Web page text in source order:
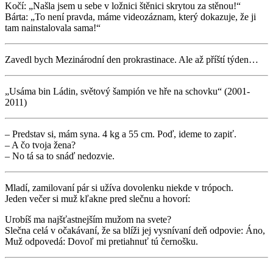
Kočí: „Našla jsem u sebe v ložnici štěnici skrytou za stěnou!“
Bárta: „To není pravda, máme videozáznam, který dokazuje, že ji
tam nainstalovala sama!“
Zavedl bych Mezinárodní den prokrastinace. Ale až příští týden…
„Usáma bin Ládin, světový šampión ve hře na schovku“ (2001-
2011)
– Predstav si, mám syna. 4 kg a 55 cm. Poď, ideme to zapiť.
– A čo tvoja žena?
– No tá sa to snáď nedozvie.
Mladí, zamilovaní pár si užíva dovolenku niekde v trópoch.
Jeden večer si muž kľakne pred slečnu a hovorí:
Urobíš ma najšťastnejším mužom na svete?
Slečna celá v očakávaní, že sa blíži jej vysnívaní deň odpovie: Áno,
Muž odpovedá: Dovoľ mi pretiahnuť tú černošku.